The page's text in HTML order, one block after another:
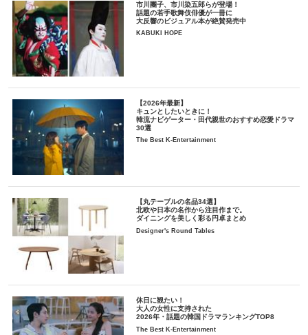
市川團子、市川染五郎らが登場！
話題の若手歌舞伎俳優が一冊に
大反響のビジュアル本が絶賛発売中
KABUKI HOPE
【2026年最新】
キュンとしたいときに！
韓流ナビゲーター・田代親世のおすすめ恋愛ドラマ
30選
The Best K-Entertainment
【丸テーブルの名品34選】
北欧や日本の名作から注目作まで。
ダイニングを美しく彩る円卓まとめ
Designer's Round Tables
休日に観たい！
大人の女性に支持された
2026年・話題の韓国ドラマランキングTOP8
The Best K-Entertainment